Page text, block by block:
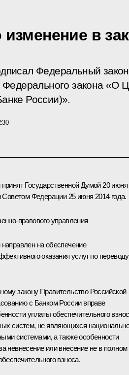
изменение в
Федеральный
Федерального закона «О
России)».
Государственной Думой 20 июня
Советом Федерации 25 июня 2014 года.
правового управления
на обеспечение
оказания услуг по переводу
закону Правительство Российской
с Банком России вправе
уплаты обеспечительного
систем, не являющихся национально
системами, а также особенности
невнесение или внесение не в полном
взноса.